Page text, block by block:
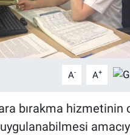
A- A+
bırakma hizmetinin